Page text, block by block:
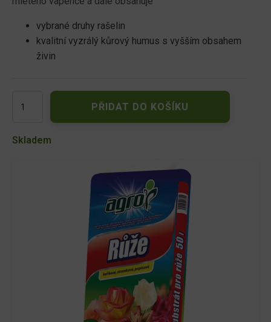
vybrané druhy rašelin
kvalitní vyzrálý kůrový humus s vyšším obsahem
živin
Substrát
růže
PŘIDAT DO KOŠÍKU
Skladem